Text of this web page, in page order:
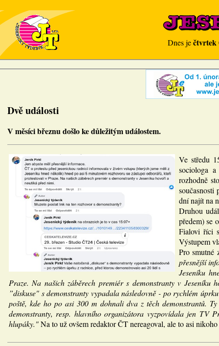
Dnes ječtvrtek
Dvě události
V měsíci březnu došlo ke důležitým událostem.
Ve středu
sociologa
rozhodně
současnosti
dní najít na
Druhou
předem) se
Fialovi říci
Výstupem
Pro smutné
přesnější
Jeseníku
Praze. Na našich záběrech premiér s demonstranty v Jeseníku
”diskuse" s demonstranty vypadala následovně - po rychlém
poště, kde ho po asi 300 m dohnali dva z těch demonstrantů.
demonstranty, resp. hlavního organizátora vyzpovídala jen
hlupáky."Na to už ovšem redaktor ČT nereagoval, ale to asi